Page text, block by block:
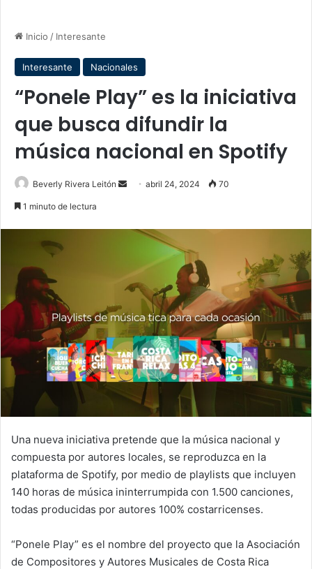
Inicio / Interesante
Interesante Nacionales
“Ponele Play” es la iniciativa
que busca difundir la
música nacional en Spotify
Beverly Rivera Leitón
Sendabril 24, 2024 70
1 minuto de lectura
Una nueva iniciativa pretende que la música nacional y
compuesta por autores locales, se reproduzca en la
plataforma de Spotify, por medio de playlists que incluyen
140 horas de música ininterrumpida con 1.500 canciones,
todas producidas por autores 100% costarricenses.
“Ponele Play” es el nombre del proyecto que la Asociación
de Compositores y Autores Musicales de Costa Rica